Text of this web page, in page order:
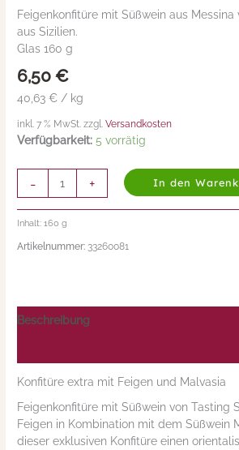
Feigenkonfitüre mit Süßwein aus Messina
aus Sizilien.
Glas 160 g
6,50€
40,63 € / kg
inkl. 7 % MwSt. zzgl.Versandkosten
Verfügbarkeit: 5 vorrätig
-
Confettura
extra
di
con
Malvasia
Menge
+ In den
Inhalt: 160g
Artikelnummer: 33260081
Beschreibung
Konfitüre extra mit Feigen und Malvasia
Feigenkonfitüre mit Süßwein von Tasting
Feigen in Kombination mit dem Süßwein
dieser exklusiven Konfitüre einen